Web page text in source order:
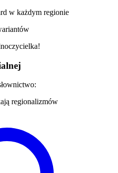
w każdym regionie
regionalizmów